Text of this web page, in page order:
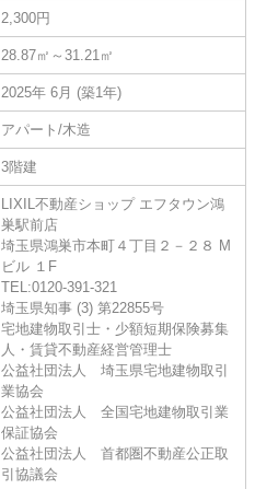
2,300円
28.87㎡～31.21㎡
2025年 6月 (築1年)
アパート/木造
3階建
LIXIL不動産ショップ エフタウン鴻
巣駅前店
埼玉県鴻巣市本町４丁目２－２８ M
ビル １F
TEL:0120-391-321
埼玉県知事 (3) 第22855号
宅地建物取引士・少額短期保険募集
人・賃貸不動産経営管理士
公益社団法人 埼玉県宅地建物取引
業協会
公益社団法人 全国宅地建物取引業
保証協会
公益社団法人 首都圏不動産公正取
引協議会